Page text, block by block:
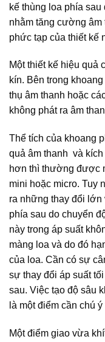
kế thùng loa phía
nhằm tăng cường
phức tạp của thiết kế
Một thiết kế hiệu quả
kín. Bên trong
thụ âm thanh hoặc
không phát ra âm
Thể tích của khoang
quả âm thanh và
hơn thì thường được
mini hoặc micro. Tuy
ra những thay đổi lớn
phía sau do chuyển
này trong áp suất
màng loa và do đó
của loa. Cần có sự
sự thay đổi áp suất
sau. Việc tạo độ sâu
là một điểm cần chú
Một điểm giao vừa